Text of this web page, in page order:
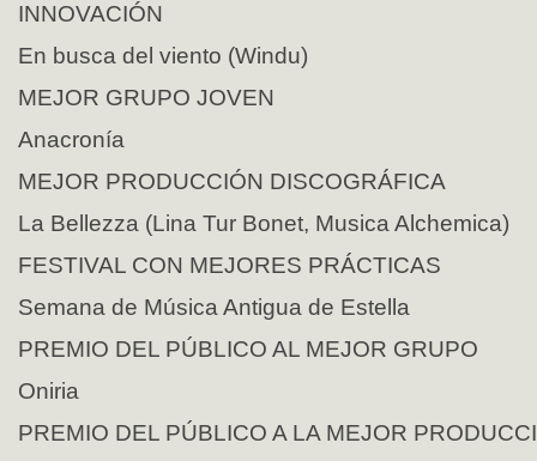
INNOVACIÓN
En busca del viento (Windu)
MEJOR GRUPO JOVEN
Anacronía
MEJOR PRODUCCIÓN DISCOGRÁFICA
La Bellezza (Lina Tur Bonet, Musica Alchemica)
FESTIVAL CON MEJORES PRÁCTICAS
Semana de Música Antigua de Estella
PREMIO DEL PÚBLICO AL MEJOR GRUPO
Oniria
PREMIO DEL PÚBLICO A LA MEJOR